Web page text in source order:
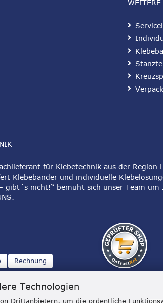
Technologien
Drittanbietern, um die ordentliche
für Klebetechnik aus der Region
Klebebänder und individuelle
gibt´s nicht!“ bemüht sich unser Team um
.
Rechnung